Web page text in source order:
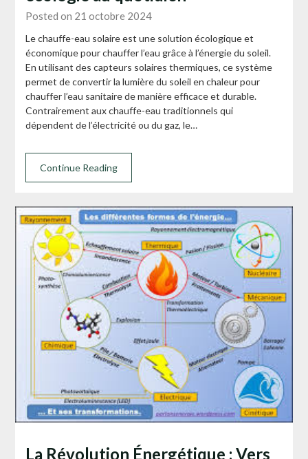
Posted on 21 octobre 2024
Le chauffe-eau solaire est une solution écologique et
économique pour chauffer l’eau grâce à l’énergie du soleil.
En utilisant des capteurs solaires thermiques, ce système
permet de convertir la lumière du soleil en chaleur pour
chauffer l’eau sanitaire de manière efficace et durable.
Contrairement aux chauffe-eau traditionnels qui
dépendent de l’électricité ou du gaz, le…
Continue Reading
La Révolution Énergétique : Vers